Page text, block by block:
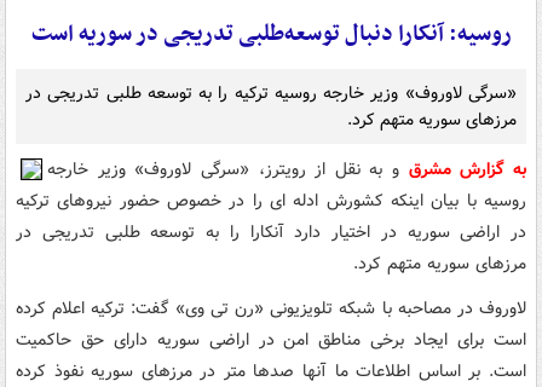
روسیه: آنکارا دنبال توسعه‌طلبی تدریجی در سوریه است
«سرگی لاوروف» وزیر خارجه روسیه ترکیه را به توسعه طلبی تدریجی در
مرزهای سوریه متهم کرد.
به گزارش مشرق و به نقل از رویترز، «سرگی لاوروف» وزیر خارجه
روسیه با بیان اینکه کشورش ادله ای را در خصوص حضور نیروهای ترکیه
در اراضی سوریه در اختیار دارد آنکارا را به توسعه طلبی تدریجی در
مرزهای سوریه متهم کرد.
لاوروف در مصاحبه با شبکه تلویزیونی «رن تی وی» گفت: ترکیه اعلام کرده
است برای ایجاد برخی مناطق امن در اراضی سوریه دارای حق حاکمیت
است. بر اساس اطلاعات ما آنها صدها متر در مرزهای سوریه نفوذ کرده